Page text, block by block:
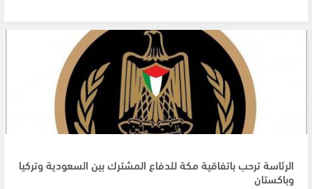
الرئاسة ترحب باتفاقية مكة للدفاع المشترك بين السعودية وتركيا
وباكستان